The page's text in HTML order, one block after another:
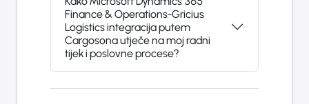
Finance & Operations-Gricius
Logistics integracija putem
Cargosona utječe na moj radni
tijek i poslovne procese?